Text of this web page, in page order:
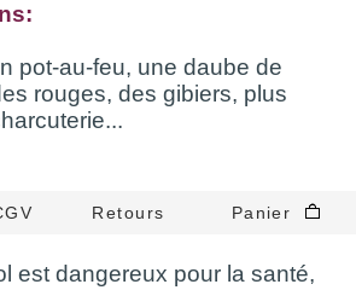
pot-au-feu, une daube de
rouges, des gibiers, plus
Retours Panier
est dangereux pour la santé,